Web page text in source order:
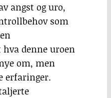
angst og uro,
som
denne uroen
om, men
erfaringer.